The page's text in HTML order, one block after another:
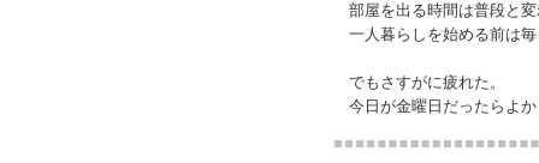
部屋を出る時間は普段と
一人暮らしを始める前は
でもさすがに疲れた。
今日が金曜日だったらよ